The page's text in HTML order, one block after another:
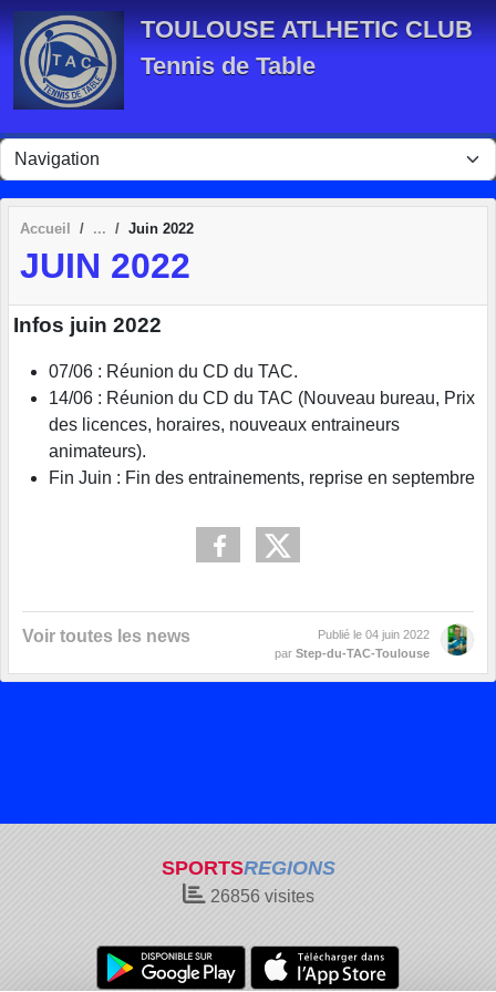
TOULOUSE ATLHETIC CLUB
Tennis de Table
Accueil Juin 2022
JUIN 2022
Infos juin 2022
07/06 : Réunion du CD du TAC.
14/06 : Réunion du CD du TAC (Nouveau bureau, Prix
des licences, horaires, nouveaux entraineurs
animateurs).
Fin Juin : Fin des entrainements, reprise en septembre
Voir toutes les news Publié le 04 juin 2022
par Step-du-TAC-Toulouse
SPORTSREGIONS
26856visites
Panneau de gestion des cookies